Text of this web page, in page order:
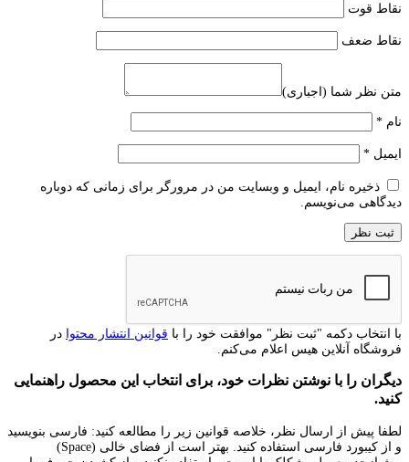
نقاط قوت
نقاط ضعف
متن نظر شما (اجباری)
نام *
ایمیل *
ذخیره نام، ایمیل و وبسایت من در مرورگر برای زمانی که دوباره
دیدگاهی می‌نویسم.
با انتخاب دکمه "ثبت نظر" موافقت خود را با قوانین انتشار محتوا در
فروشگاه آنلاین هیس اعلام می‌کنم.
دیگران را با نوشتن نظرات خود، برای انتخاب این محصول راهنمایی
کنید.
لطفا پیش از ارسال نظر، خلاصه قوانین زیر را مطالعه کنید: فارسی بنویسید
و از کیبورد فارسی استفاده کنید. بهتر است از فضای خالی (Space)